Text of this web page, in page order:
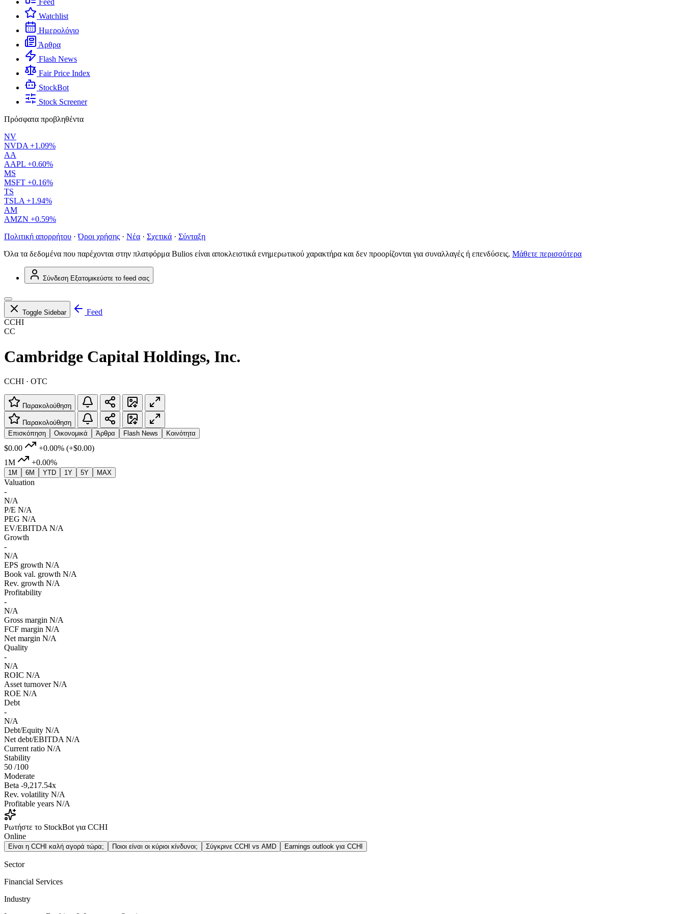
Feed
Watchlist
Ημερολόγιο
Άρθρα
Flash News
Fair Price Index
StockBot
Stock Screener
Πρόσφατα προβληθέντα
NV
NVDA +1.09%
AA
AAPL +0.60%
MS
MSFT +0.16%
TS
TSLA +1.94%
AM
AMZN +0.59%
Πολιτική απορρήτου · Όροι χρήσης · Νέα · Σχετικά · Σύνταξη
Όλα τα δεδομένα που παρέχονται στην πλατφόρμα Bulios είναι αποκλειστικά ενημερωτικού χαρακτήρα και δεν προορίζονται για συναλλαγές ή επενδύσεις. Μάθετε περισσότερα
Σύνδεση Εξατομικεύστε το feed σας
Toggle Sidebar
Feed
CCHI
CC
Cambridge Capital Holdings, Inc.
CCHI · OTC
Παρακολούθηση
Παρακολούθηση
Επισκόπηση
Οικονομικά Άρθρα Flash News Κοινότητα
$0.00 +0.00% (+$0.00)
1M
+0.00%
1M 6M YTD 1Y 5Y MAX
Valuation
-
N/A
P/E N/A
PEG N/A
EV/EBITDA N/A
Growth
-
N/A
EPS growth N/A
Book val. growth N/A
Rev. growth N/A
Profitability
-
N/A
Gross margin N/A
FCF margin N/A
Net margin N/A
Quality
-
N/A
ROIC N/A
Asset turnover N/A
ROE N/A
Debt
-
N/A
Debt/Equity N/A
Net debt/EBITDA N/A
Current ratio N/A
Stability
50 /100
Moderate
Beta -9,217.54x
Rev. volatility N/A
Profitable years N/A
Ρωτήστε το StockBot για CCHI
Online
Είναι η CCHI καλή αγορά τώρα; Ποιοι είναι οι κύριοι κίνδυνοι; Σύγκρινε CCHI vs AMD Earnings outlook για CCHI
Sector
Financial Services
Industry